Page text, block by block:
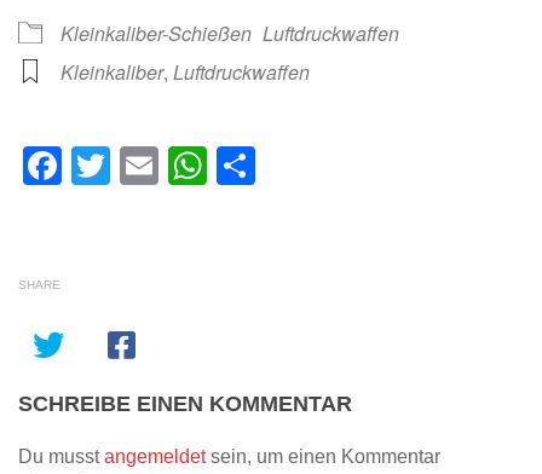
Kleinkaliber-Schießen Luftdruckwaffen
Kleinkaliber, Luftdruckwaffen
Facebook
Twitter
EmailWhatsApp
SHARE
SCHREIBE EINEN KOMMENTAR
Du musstangemeldetsein, um einen Kommentar